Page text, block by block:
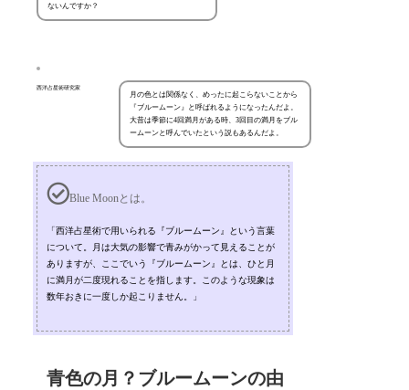
ないんですか？
西洋占星術研究家
月の色とは関係なく、めったに起こらないことから
『ブルームーン』と呼ばれるようになったんだよ。
大昔は季節に4回満月がある時、3回目の満月をブル
ームーンと呼んでいたという説もあるんだよ。
Blue Moonとは。
「西洋占星術で用いられる『ブルームーン』という言葉
について。月は大気の影響で青みがかって見えることが
ありますが、ここでいう『ブルームーン』とは、ひと月
に満月が二度現れることを指します。このような現象は
数年おきに一度しか起こりません。」
青色の月？ブルームーンの由